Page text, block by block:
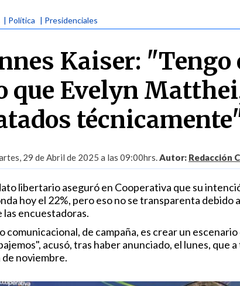
| Política | Presidenciales
Kaiser:
que Evelyn
29 de Abril de 2025 a las 09:00hrs.Autor: Redacción
libertario aseguró en Cooperativa que su
hoy el 22%, pero eso no se transparenta debido
las encuestadoras.
comunicacional, de campaña, es crear un
acusó, tras haber anunciado, el lunes, que
noviembre.